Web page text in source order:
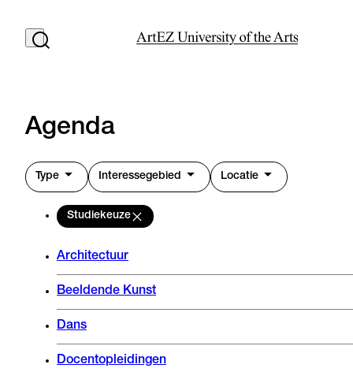
Agenda
Type Interessegebied Locatie
Studiekeuze
Architectuur
Beeldende Kunst
Dans
Docentopleidingen